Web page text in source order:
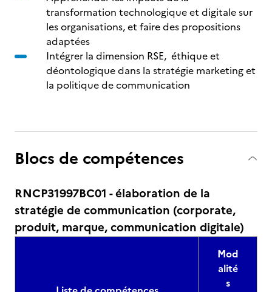
transformation technologique et digitale sur
les organisations, et faire des propositions
adaptées
Intégrer la dimension RSE, éthique et
déontologique dans la stratégie marketing et
la politique de communication
Blocs de compétences
RNCP31997BC01 - élaboration de la
stratégie de communication (corporate,
produit, marque, communication digitale)
Mod
alité
s